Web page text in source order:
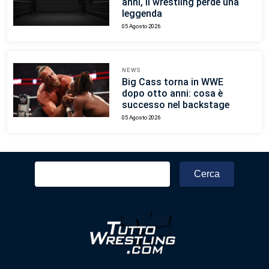
leggenda
05 Agosto 2026
NEWS
Big Cass torna in WWE
dopo otto anni: cosa è
successo nel backstage
05 Agosto 2026
Ricerca